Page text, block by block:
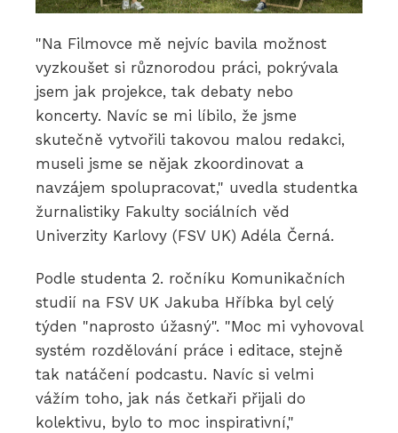
"Na Filmovce mě nejvíc bavila možnost
vyzkoušet si různorodou práci, pokrývala
jsem jak projekce, tak debaty nebo
koncerty. Navíc se mi líbilo, že jsme
skutečně vytvořili takovou malou redakci,
museli jsme se nějak zkoordinovat a
navzájem spolupracovat," uvedla studentka
žurnalistiky Fakulty sociálních věd
Univerzity Karlovy (FSV UK) Adéla Černá.
Podle studenta 2. ročníku Komunikačních
studií na FSV UK Jakuba Hříbka byl celý
týden "naprosto úžasný". "Moc mi vyhovoval
systém rozdělování práce i editace, stejně
tak natáčení podcastu. Navíc si velmi
vážím toho, jak nás četkaři přijali do
kolektivu, bylo to moc inspirativní,"